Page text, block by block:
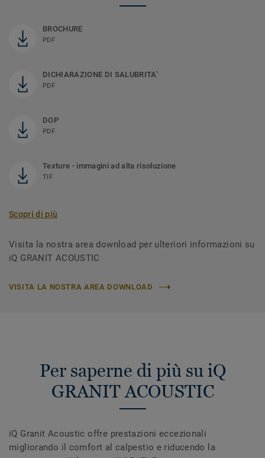
BROCHURE
PDF
DICHIARAZIONE DI SALUBRITA’
PDF
DOP
PDF
Texture - immagini ad alta risoluzione
TIF
Scopri di più
Visita la nostra area download per ulteriori informazioni su
iQ GRANIT ACOUSTIC
VISITA LA NOSTRA AREA DOWNLOAD
Per saperne di più su iQ
GRANIT ACOUSTIC
iQ Granit Acoustic offre prestazioni eccezionali
migliorando il comfort al calpestio e riducendo la